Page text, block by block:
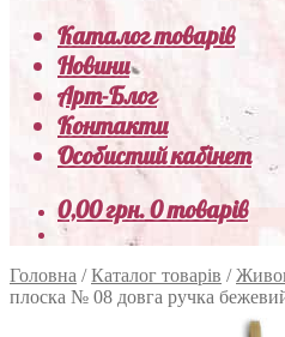
Каталог товарів
Новини
Арт-Блог
Контакти
Особистий кабінет
0,00грн.0 товарів
Головна /Каталог товарів /
плоска № 08 довга ручка